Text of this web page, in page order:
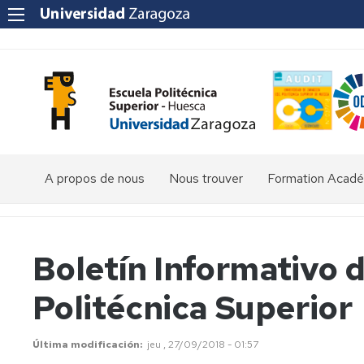
A propos de nous Nous trouver Formation
Diplôme
en
Boletín Informativo
Politécnica Superior
Última modificación jeu , 27/09/2018 - 01:57